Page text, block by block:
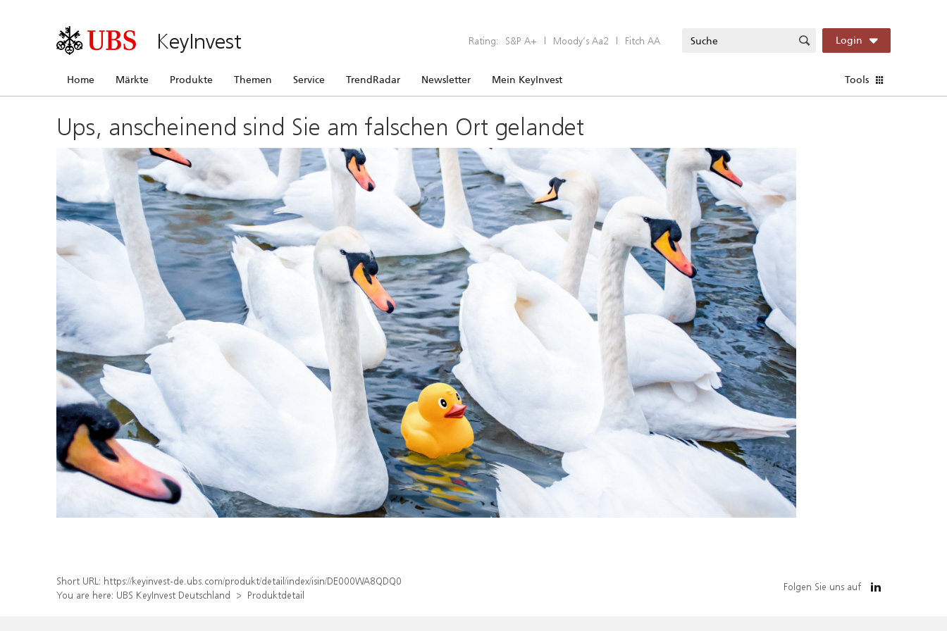
KeyInvest Rating: S&P A+ | Moody’s Aa2 | Fitch AA Login
Home Märkte Produkte Themen Service TrendRadar Newsletter Mein KeyInvest Tools
Ups, anscheinend sind Sie am falschen Ort gelandet
Short URL: https://keyinvest-de.ubs.com/produkt/detail/index/isin/DE000WA8QDQ0
You are here: UBS KeyInvest Deutschland Produktdetail
Folgen Sie uns auf